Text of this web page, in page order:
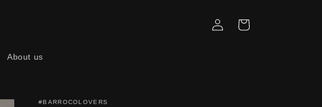
About us
sessão
Carrinho
#BARROCOLOVERS